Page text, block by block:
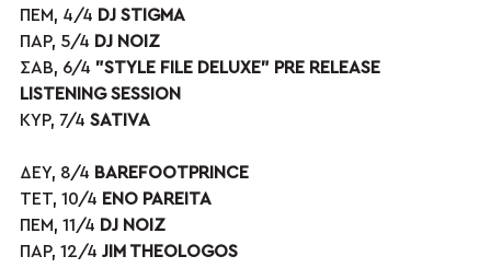
ΠΕΜ, 4/4 DJ STIGMA
ΠΑΡ, 5/4 DJ NOIZ
ΣΑΒ, 6/4 "STYLE FILE DELUXE" PRE RELEASE
LISTENING SESSION
ΚΥΡ, 7/4 SATIVA
ΔΕΥ, 8/4 BAREFOOTPRINCE
ΤΕΤ, 10/4 ENO PAREITA
ΠΕΜ, 11/4 DJ NOIZ
ΠΑΡ, 12/4 JIM THEOLOGOS